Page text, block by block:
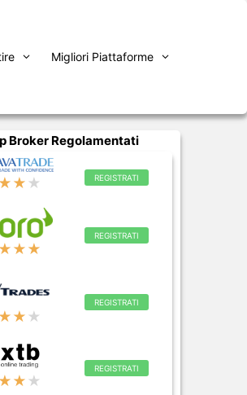
Migliori Piattaforme
Broker Regolamentati
★ REGISTRATI
REGISTRATI
★
REGISTRATI
★
REGISTRATI